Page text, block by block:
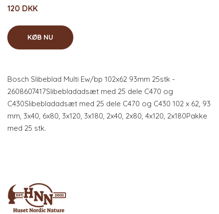
120 DKK
KØB NU
Bosch Slibeblad Multi Ew/bp 102x62 93mm 25stk -
2608607417Slibebladadsæt med 25 dele C470 og
C430Slibebladadsæt med 25 dele C470 og C430 102 x 62, 93
mm, 3x40, 6x80, 3x120, 3x180, 2x40, 2x80, 4x120, 2x180Pakke
med 25 stk.